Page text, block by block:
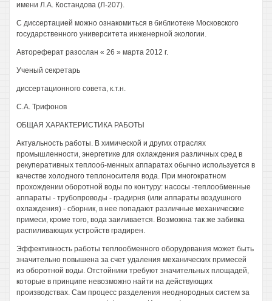
имени Л.А. Костандова (Л-207).
С диссертацией можно ознакомиться в библиотеке Московского
государственного университета инженерной экологии.
Автореферат разослан « 26 » марта 2012 г.
Ученый секретарь
диссертационного совета, к.т.н.
С.А. Трифонов
ОБЩАЯ ХАРАКТЕРИСТИКА РАБОТЫ
Актуальность работы. В химической и других отраслях
промышленности, энергетике для охлаждения различных сред в
рекуперативных теплооб-менных аппаратах обычно используется в
качестве холодного теплоносителя вода. При многократном
прохождении оборотной воды по контуру: насосы -теплообменные
аппараты - трубопроводы - градирня (или аппараты воздушного
охлаждения) - сборник, в нее попадают различные механические
примеси, кроме того, вода заиливается. Возможна так же забивка
распиливающих устройств градирен.
Эффективность работы теплообменного оборудования может быть
значительно повышена за счет удаления механических примесей
из оборотной воды. Отстойники требуют значительных площадей,
которые в принципе невозможно найти на действующих
производствах. Сам процесс разделения неоднородных систем за